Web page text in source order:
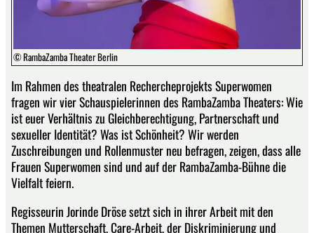
© RambaZamba Theater Berlin
Im Rahmen des theatralen Rechercheprojekts Superwomen
fragen wir vier Schauspielerinnen des RambaZamba Theaters: Wie
ist euer Verhältnis zu Gleichberechtigung, Partnerschaft und
sexueller Identität? Was ist Schönheit? Wir werden
Zuschreibungen und Rollenmuster neu befragen, zeigen, dass alle
Frauen Superwomen sind und auf der RambaZamba-Bühne die
Vielfalt feiern.
Regisseurin Jorinde Dröse setzt sich in ihrer Arbeit mit den
Themen Mutterschaft, Care-Arbeit, der Diskriminierung und